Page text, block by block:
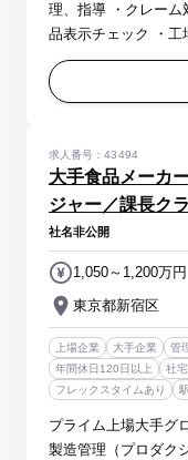
理、指導 ・クレー
品表示チェック ・工場監査対
料、調味料（トッ
ヒーなど幅...
大手食品メーカ
ジャー／課長ク
求人番号：43494
社名非公開
東京都新宿区
1,050～1,200万円
上場企業 大手企業 管
年間休日120日以上
社
フレックスタイムあり
プライム上場大手グ
製造管理（プロダク